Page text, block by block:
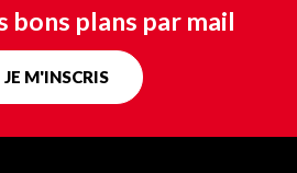
bons plans par mail
JE M'INSCRIS